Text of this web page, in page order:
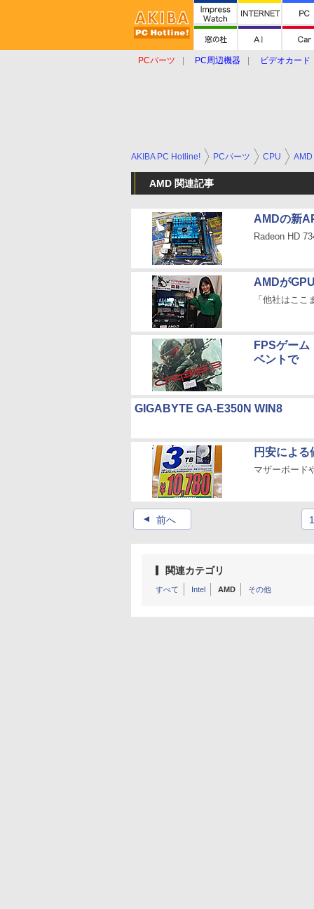
PCパーツ PC周辺機器
ビデオカード
AKIBA PC Hotline! PCパーツ CPU AMD
AMD 関連記事
AMDの新
Radeon HD
AMDが
「他社はこ
FPSゲー
ベントで
GIGABYTE GA-E350N WIN8
円安によ
マザーボード
▲ 前へ 1
関連カテゴリ
すべて Intel AMD その他